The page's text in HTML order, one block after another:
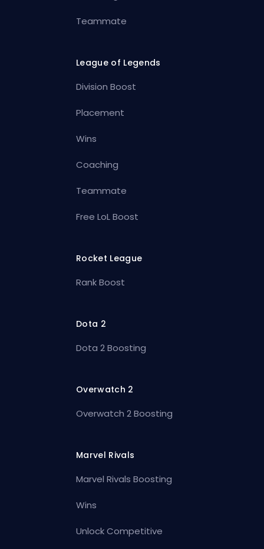
Teammate
League of Legends
Division Boost
Placement
Wins
Coaching
Teammate
Free LoL Boost
Rocket League
Rank Boost
Dota 2
Dota 2 Boosting
Overwatch 2
Overwatch 2 Boosting
Marvel Rivals
Marvel Rivals Boosting
Wins
Unlock Competitive